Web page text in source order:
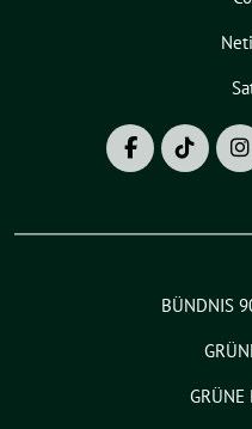
BÜNDNIS